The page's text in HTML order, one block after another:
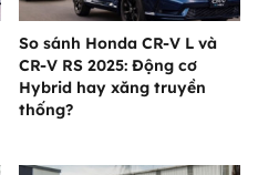
So sánh Honda CR-V L và
CR-V RS 2025: Động cơ
Hybrid hay xăng truyền
thống?